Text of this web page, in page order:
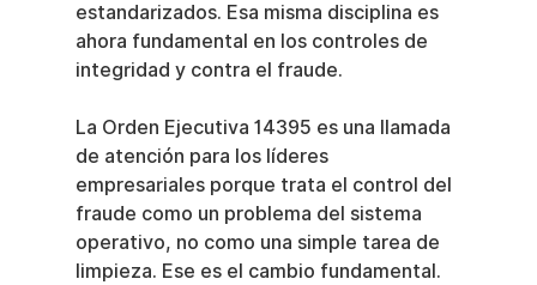
estandarizados. Esa misma disciplina es
ahora fundamental en los controles de
integridad y contra el fraude.
La Orden Ejecutiva 14395 es una llamada
de atención para los líderes
empresariales porque trata el control del
fraude como un problema del sistema
operativo, no como una simple tarea de
limpieza. Ese es el cambio fundamental.